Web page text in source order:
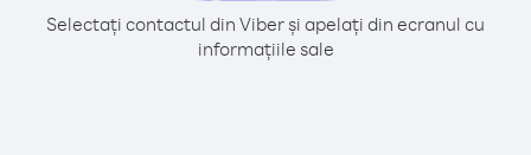
Selectați contactul din Viber și apelați din ecranul cu
informațiile sale